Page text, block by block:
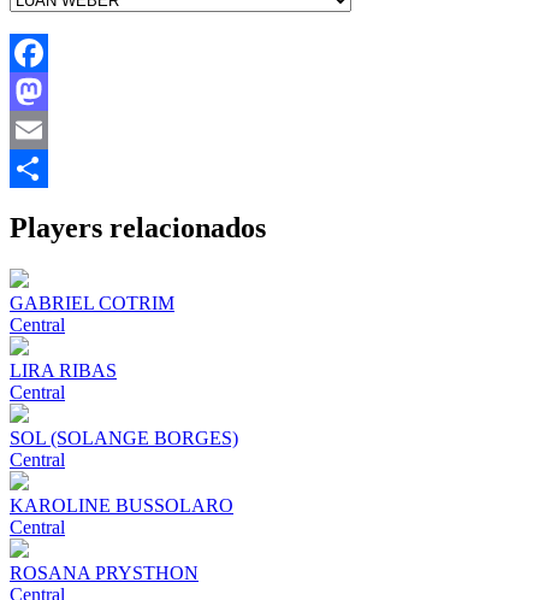
Facebook
Mastodon
Email
Players relacionados
GABRIEL COTRIM
Central
LIRA RIBAS
Central
SOL (SOLANGE BORGES)
Central
KAROLINE BUSSOLARO
Central
ROSANA PRYSTHON
Central